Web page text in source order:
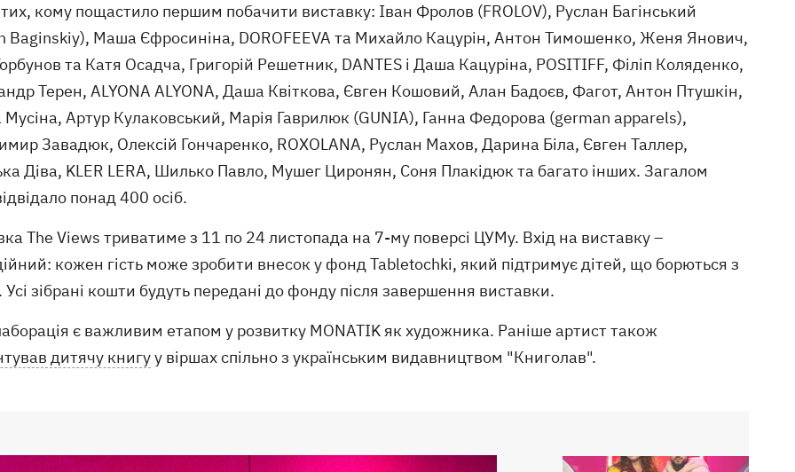
кому пощастило першим побачити виставку: Іван Фролов (FROLOV), Руслан Багінський
Baginskiy), Маша Єфросиніна, DOROFEEVA та Михайло Кацурін, Антон Тимошенко, Женя Янович,
та Катя Осадча, Григорій Решетник, DANTES і Даша Кацуріна, POSITIFF, Філіп Коляденко,
Терен, ALYONA ALYONA, Даша Квіткова, Євген Кошовий, Алан Бадоєв, Фагот, Антон Птушкін,
Мусіна, Артур Кулаковський, Марія Гаврилюк (GUNIA), Ганна Федорова (german apparels),
Завадюк, Олексій Гончаренко, ROXOLANA, Руслан Махов, Дарина Біла, Євген Таллер,
Діва, KLER LERA, Шилько Павло, Мушег Циронян, Соня Плакідюк та багато інших. Загалом
понад 400 осіб.
The Views триватиме з 11 по 24 листопада на 7-му поверсі ЦУМу. Вхід на виставку –
кожен гість може зробити внесок у фонд Tabletochki, який підтримує дітей, що борються з
зібрані кошти будуть передані до фонду після завершення виставки.
є важливим етапом у розвитку MONATIK як художника. Раніше артист також
дитячу книгуу віршах спільно з українським видавництвом "Книголав".